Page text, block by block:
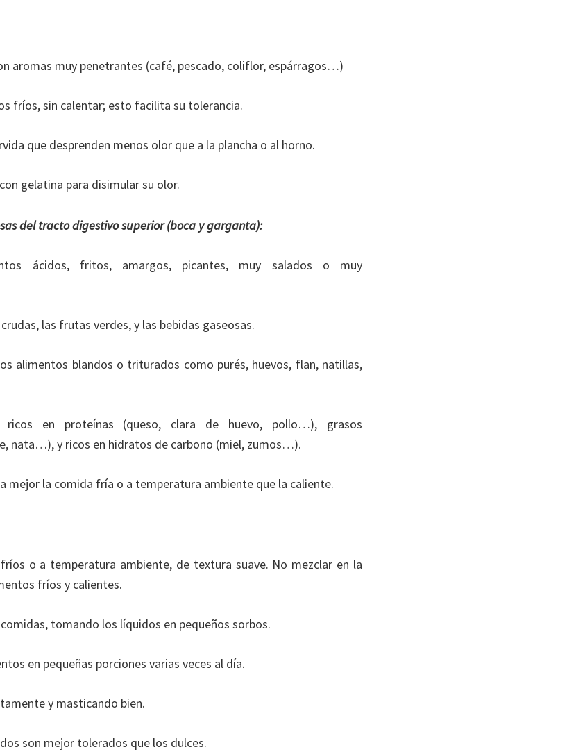
aromas muy penetrantes (café, pescado, coliflor, espárragos…)
fríos, sin calentar; esto facilita su tolerancia.
que desprenden menos olor que a la plancha o al horno.
gelatina para disimular su olor.
del tracto digestivo superior (boca y garganta):
ácidos, fritos, amargos, picantes, muy salados o muy
las frutas verdes, y las bebidas gaseosas.
alimentos blandos o triturados como purés, huevos, flan, natillas,
ricos en proteínas (queso, clara de huevo, pollo…), grasos
nata…), y ricos en hidratos de carbono (miel, zumos…).
mejor la comida fría o a temperatura ambiente que la caliente.
o a temperatura ambiente, de textura suave. No mezclar en la
fríos y calientes.
tomando los líquidos en pequeños sorbos.
en pequeñas porciones varias veces al día.
y masticando bien.
son mejor tolerados que los dulces.